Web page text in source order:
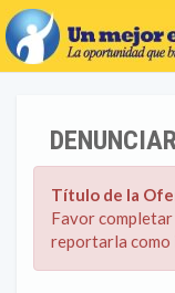
Título de la
Favor
reportarla como